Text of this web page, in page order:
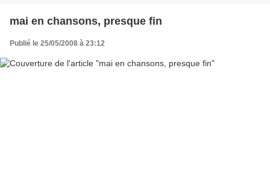
mai en chansons, presque fin
Publié le 25/05/2008 à 23:12